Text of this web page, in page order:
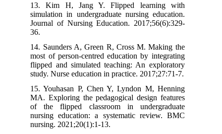
13. Kim H, Jang Y. Flipped learning with
simulation in undergraduate nursing education.
Journal of Nursing Education. 2017;56(6):329-
36.
14. Saunders A, Green R, Cross M. Making the
most of person-centred education by integrating
flipped and simulated teaching: An exploratory
study. Nurse education in practice. 2017;27:71-7.
15. Youhasan P, Chen Y, Lyndon M, Henning
MA. Exploring the pedagogical design features
of the flipped classroom in undergraduate
nursing education: a systematic review. BMC
nursing. 2021;20(1):1-13.